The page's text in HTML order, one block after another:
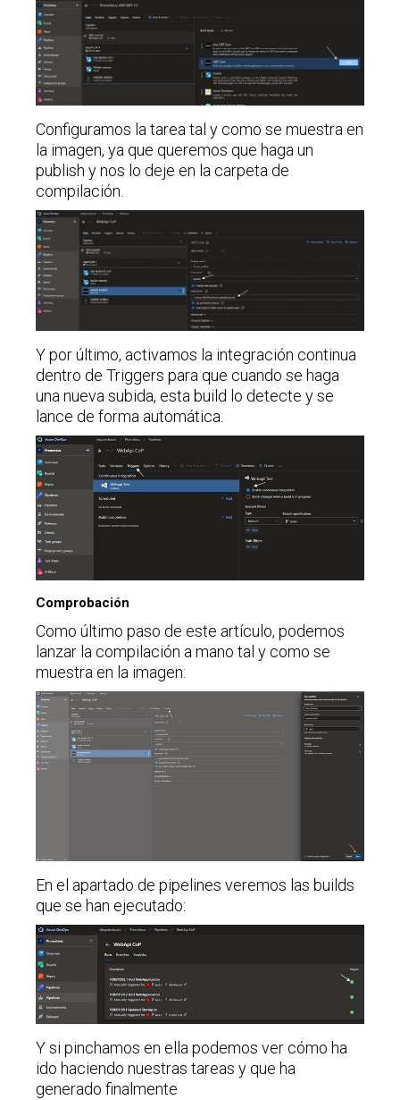
Configuramos la tarea tal y como se muestra en
la imagen, ya que queremos que haga un
publish y nos lo deje en la carpeta de
compilación.
Y por último, activamos la integración continua
dentro de Triggers para que cuando se haga
una nueva subida, esta build lo detecte y se
lance de forma automática.
Comprobación
Como último paso de este artículo, podemos
lanzar la compilación a mano tal y como se
muestra en la imagen:
En el apartado de pipelines veremos las builds
que se han ejecutado:
Y si pinchamos en ella podemos ver cómo ha
ido haciendo nuestras tareas y que ha
generado finalmente